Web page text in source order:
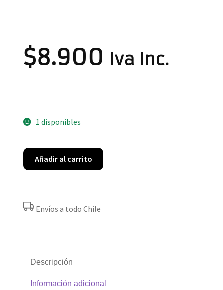
$8.900 Iva Inc.
1 disponibles
Añadir al carrito
Envíos a todo Chile
Descripción
Información adicional